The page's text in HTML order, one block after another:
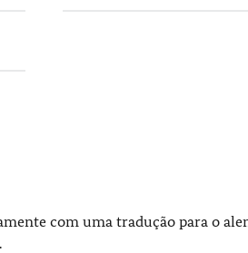
com uma tradução para o